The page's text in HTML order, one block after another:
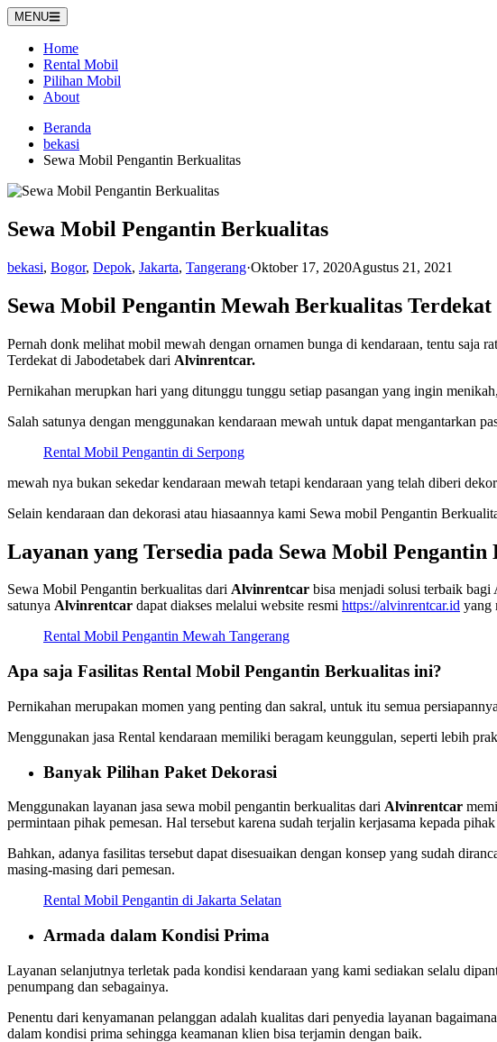
Langsung
ke
konten
MENU
Home
Rental Mobil
Pilihan Mobil
About
Beranda
bekasi
Sewa Mobil Pengantin Berkualitas
Sewa Mobil Pengantin Berkualitas
bekasi, Bogor, Depok, Jakarta, Tangerang·Oktober 17, 2020Agustus 21, 2021
Sewa Mobil Pengantin Mewah Berkualitas
Pernah donk melihat mobil mewah dengan ornamen bunga di kendaraan, tentu saja
Terdekat di Jabodetabek dari Alvinrentcar.
Pernikahan merupkan hari yang ditunggu tunggu setiap pasangan yang ingin
Salah satunya dengan menggunakan kendaraan mewah untuk dapat mengantarkan
Rental Mobil Pengantin di Serpong
mewah nya bukan sekedar kendaraan mewah tetapi kendaraan yang telah diberi
Selain kendaraan dan dekorasi atau hiasaannya kami Sewa mobil Pengantin
Layanan yang Tersedia pada Sewa Mobil
Sewa Mobil Pengantin berkualitas dari Alvinrentcar bisa menjadi solusi terbaik bagi
satunya Alvinrentcar dapat diakses melalui website resmi https://alvinrentcar.id yang
Rental Mobil Pengantin Mewah Tangerang
Apa saja Fasilitas Rental Mobil Pengantin Berkualitas ini?
Pernikahan merupakan momen yang penting dan sakral, untuk itu semua
Menggunakan jasa Rental kendaraan memiliki beragam keunggulan, seperti lebih
Banyak Pilihan Paket Dekorasi
Menggunakan layanan jasa sewa mobil pengantin berkualitas dari Alvinrentcar
permintaan pihak pemesan. Hal tersebut karena sudah terjalin kerjasama kepada
Bahkan, adanya fasilitas tersebut dapat disesuaikan dengan konsep yang sudah
masing-masing dari pemesan.
Rental Mobil Pengantin di Jakarta Selatan
Armada dalam Kondisi Prima
Layanan selanjutnya terletak pada kondisi kendaraan yang kami sediakan selalu
penumpang dan sebagainya.
Penentu dari kenyamanan pelanggan adalah kualitas dari penyedia layanan
dalam kondisi prima sehingga keamanan klien bisa terjamin dengan baik.